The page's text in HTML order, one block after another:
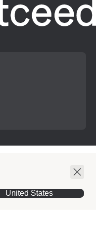
United States